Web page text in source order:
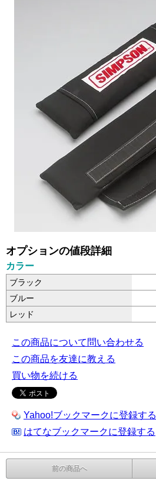
オプションの値段詳細
カラー
ブラック
ブルー
レッド
この商品について問い合わせる
この商品を友達に教える
買い物を続ける
Yahoo!ブックマークに登録する
はてなブックマークに登録する
前の商品へ